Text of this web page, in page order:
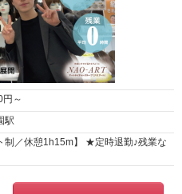
円～
駅
制／休憩1h15m】 ★定時退勤♪残業な